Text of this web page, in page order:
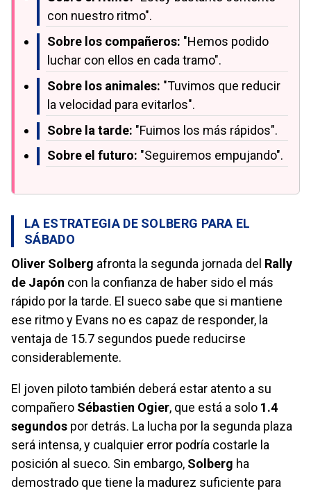
con nuestro ritmo".
Sobre los compañeros: "Hemos podido
luchar con ellos en cada tramo".
Sobre los animales: "Tuvimos que reducir
la velocidad para evitarlos".
Sobre la tarde: "Fuimos los más rápidos".
Sobre el futuro: "Seguiremos empujando".
LA ESTRATEGIA DE SOLBERG PARA EL
SÁBADO
Oliver Solberg afronta la segunda jornada del Rally
de Japón con la confianza de haber sido el más
rápido por la tarde. El sueco sabe que si mantiene
ese ritmo y Evans no es capaz de responder, la
ventaja de 15.7 segundos puede reducirse
considerablemente.
El joven piloto también deberá estar atento a su
compañero Sébastien Ogier, que está a solo 1.4
segundos por detrás. La lucha por la segunda plaza
será intensa, y cualquier error podría costarle la
posición al sueco. Sin embargo, Solberg ha
demostrado que tiene la madurez suficiente para